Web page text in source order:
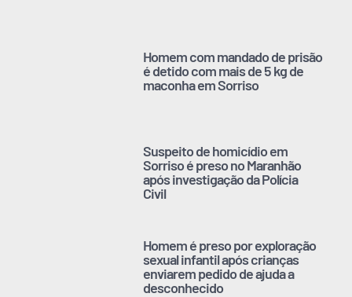
Homem com mandado de prisão
é detido com mais de 5 kg de
maconha em Sorriso
Suspeito de homicídio em
Sorriso é preso no Maranhão
após investigação da Polícia
Civil
Homem é preso por exploração
sexual infantil após crianças
enviarem pedido de ajuda a
desconhecido